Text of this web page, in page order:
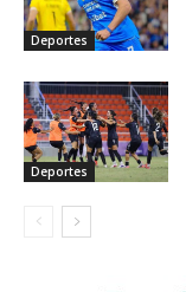
Deportes
Deportes